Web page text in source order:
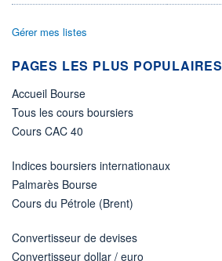
Gérer mes listes
PAGES LES PLUS POPULAIRES
Accueil Bourse
Tous les cours boursiers
Cours CAC 40
Indices boursiers internationaux
Palmarès Bourse
Cours du Pétrole (Brent)
Convertisseur de devises
Convertisseur dollar / euro